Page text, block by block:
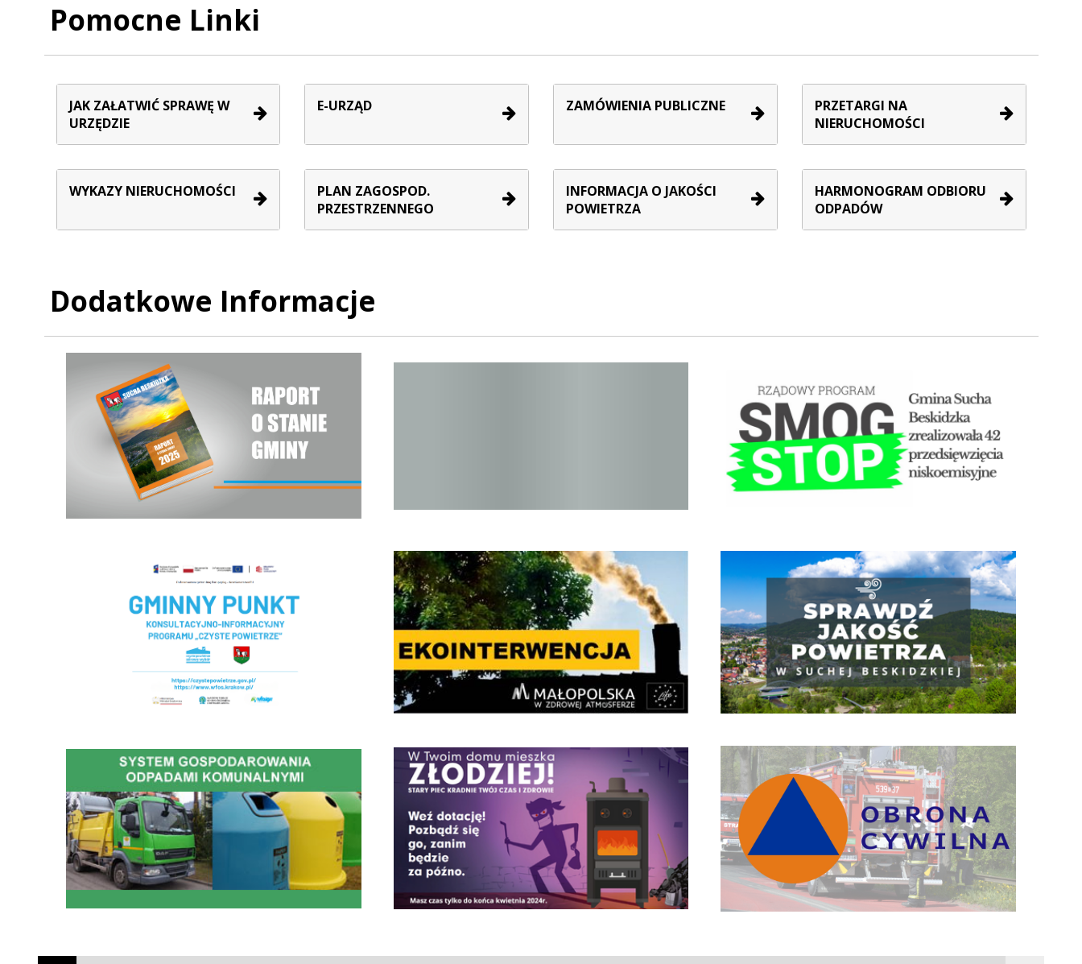
Pomocne Linki
JAK ZAŁATWIĆ SPRAWĘ W
URZĘDZIE
E-URZĄD ZAMÓWIENIA PUBLICZNE
PRZETARGI NA
NIERUCHOMOŚCI
WYKAZY NIERUCHOMOŚCI
PLAN ZAGOSPOD.
PRZESTRZENNEGO
INFORMACJA O JAKOŚCI
POWIETRZA
HARMONOGRAM ODBIORU
ODPADÓW
Dodatkowe Informacje
EKOINTERWENCJA
czyste powietrze Obrona Cywilna